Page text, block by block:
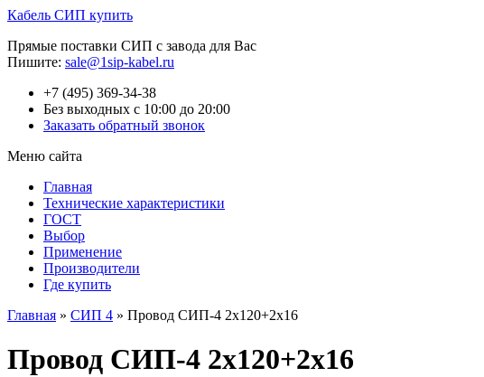
Кабель СИП купить
Прямые поставки СИП с завода для Вас
Пишите: sale@1sip-kabel.ru
+7 (495) 369-34-38
Без выходных с 10:00 до 20:00
Заказать обратный звонок
Меню сайта
Главная
Технические характеристики
ГОСТ
Выбор
Применение
Производители
Где купить
Главная » СИП 4 » Провод СИП-4 2х120+2х16
Провод СИП-4 2х120+2х16